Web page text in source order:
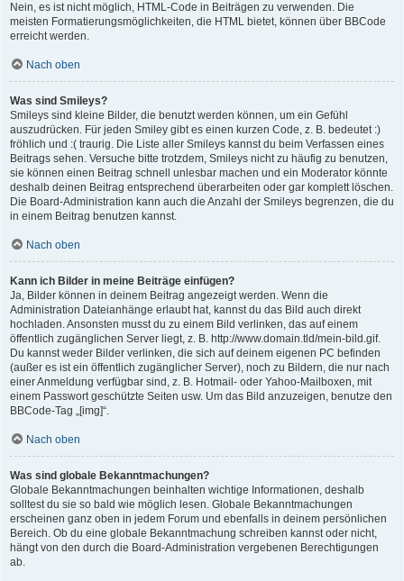
Nein, es ist nicht möglich, HTML-Code in Beiträgen zu verwenden. Die
meisten Formatierungsmöglichkeiten, die HTML bietet, können über BBCode
erreicht werden.
Nach oben
Was sind Smileys?
Smileys sind kleine Bilder, die benutzt werden können, um ein Gefühl
auszudrücken. Für jeden Smiley gibt es einen kurzen Code, z. B. bedeutet :)
fröhlich und :( traurig. Die Liste aller Smileys kannst du beim Verfassen eines
Beitrags sehen. Versuche bitte trotzdem, Smileys nicht zu häufig zu benutzen,
sie können einen Beitrag schnell unlesbar machen und ein Moderator könnte
deshalb deinen Beitrag entsprechend überarbeiten oder gar komplett löschen.
Die Board-Administration kann auch die Anzahl der Smileys begrenzen, die du
in einem Beitrag benutzen kannst.
Nach oben
Kann ich Bilder in meine Beiträge einfügen?
Ja, Bilder können in deinem Beitrag angezeigt werden. Wenn die
Administration Dateianhänge erlaubt hat, kannst du das Bild auch direkt
hochladen. Ansonsten musst du zu einem Bild verlinken, das auf einem
öffentlich zugänglichen Server liegt, z. B. http://www.domain.tld/mein-bild.gif.
Du kannst weder Bilder verlinken, die sich auf deinem eigenen PC befinden
(außer es ist ein öffentlich zugänglicher Server), noch zu Bildern, die nur nach
einer Anmeldung verfügbar sind, z. B. Hotmail- oder Yahoo-Mailboxen, mit
einem Passwort geschützte Seiten usw. Um das Bild anzuzeigen, benutze den
BBCode-Tag „[img]“.
Nach oben
Was sind globale Bekanntmachungen?
Globale Bekanntmachungen beinhalten wichtige Informationen, deshalb
solltest du sie so bald wie möglich lesen. Globale Bekanntmachungen
erscheinen ganz oben in jedem Forum und ebenfalls in deinem persönlichen
Bereich. Ob du eine globale Bekanntmachung schreiben kannst oder nicht,
hängt von den durch die Board-Administration vergebenen Berechtigungen
ab.